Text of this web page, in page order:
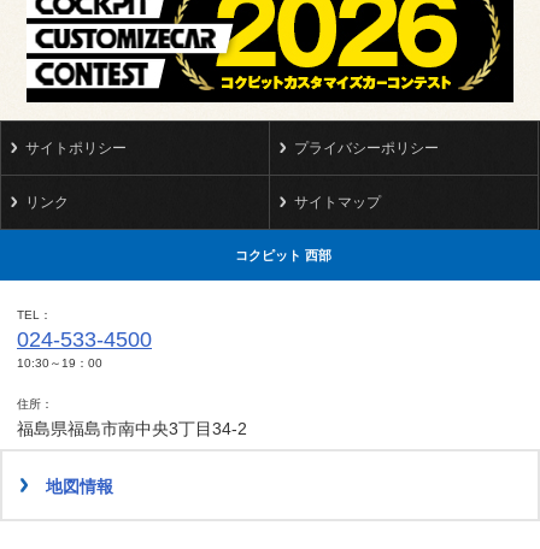
サイトポリシー プライバシーポリシー
リンク サイトマップ
コクピット 西部
TEL
024-533-4500
10:30～19：00
住所
福島県福島市南中央3丁目34-2
地図情報